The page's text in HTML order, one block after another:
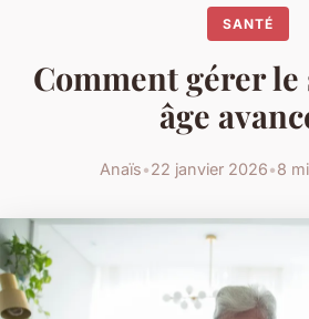
SANTÉ
Comment gérer le
âge
Anaïs•22 janvier 2026•8